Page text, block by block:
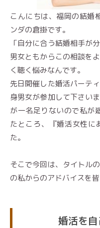
こんにちは、福岡の結婚
ンダの倉掛です。
「自分に合う結婚相手が
男女ともからこの相談を
く聴く悩みなんです。
先日開催した婚活パーテ
身男女が参加して下さい
が一名足りないので私が
たところ、『婚活女性に
た。
そこで今回は、タイトル
の私からのアドバイスを
婚活を